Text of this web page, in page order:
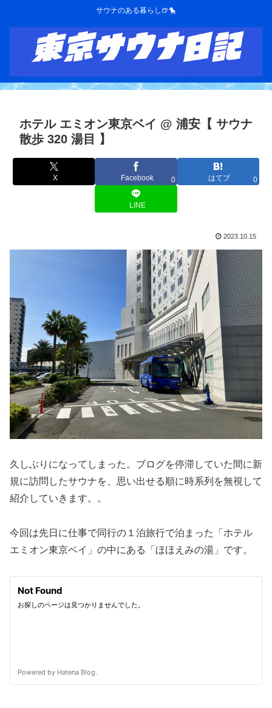
サウナのある暮らし🍺🐤
ホテル エミオン東京ベイ @ 浦安【 サウナ
散歩 320 湯目 】
X Facebook 0 はてブ 0
LINE
2023.10.15
久しぶりになってしまった。ブログを停滞していた間に新
規に訪問したサウナを、思い出せる順に時系列を無視して
紹介していきます。。
今回は先日に仕事で同行の１泊旅行で泊まった「ホテル
エミオン東京ベイ」の中にある「ほほえみの湯」です。